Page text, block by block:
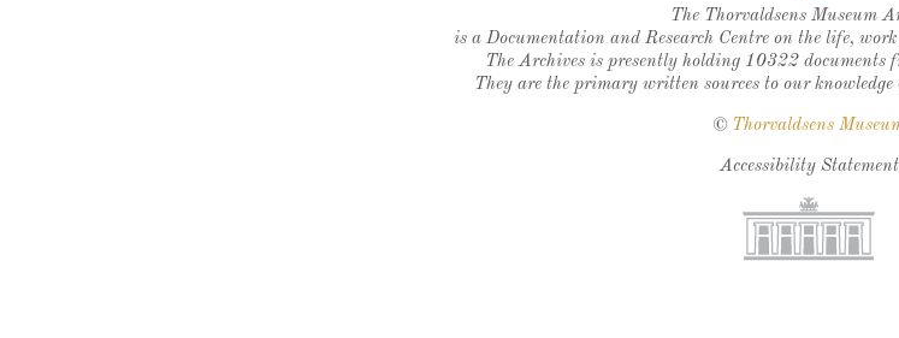
Thorvaldsen's seal
The Thorvaldsens Museum
is a Documentation and Research Centre on the life,
The Archives is presently holding 10322 documents
They are the primary written sources to our
© Thorvaldsens
Accessibility Statement